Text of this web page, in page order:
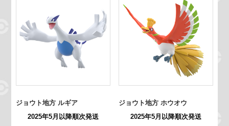
ジョウト地方 ルギア
2025年5月以降順次発送
ジョウト地方 ホウオウ
2025年5月以降順次発送